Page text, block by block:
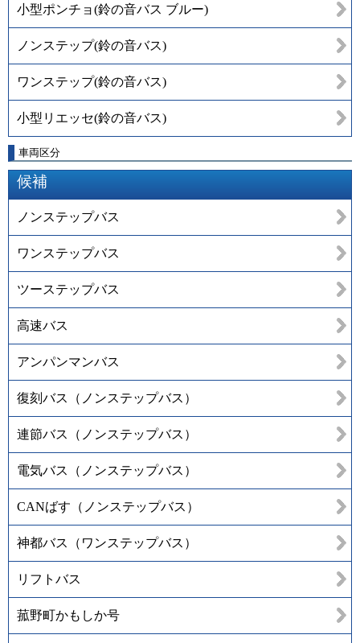
小型ポンチョ(鈴の音バス ブルー)
ノンステップ(鈴の音バス)
ワンステップ(鈴の音バス)
小型リエッセ(鈴の音バス)
車両区分
候補
ノンステップバス
ワンステップバス
ツーステップバス
高速バス
アンパンマンバス
復刻バス（ノンステップバス）
連節バス（ノンステップバス）
電気バス（ノンステップバス）
CANばす（ノンステップバス）
神都バス（ワンステップバス）
リフトバス
菰野町かもしか号